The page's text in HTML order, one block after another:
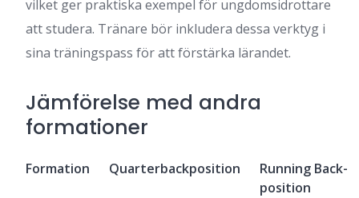
vilket ger praktiska exempel för ungdomsidrottare
att studera. Tränare bör inkludera dessa verktyg i
sina träningspass för att förstärka lärandet.
Jämförelse med andra
formationer
Formation Quarterbackposition
Running Back-
position